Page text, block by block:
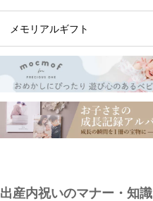
メモリアルギフト
出産内祝いのマナー・知識